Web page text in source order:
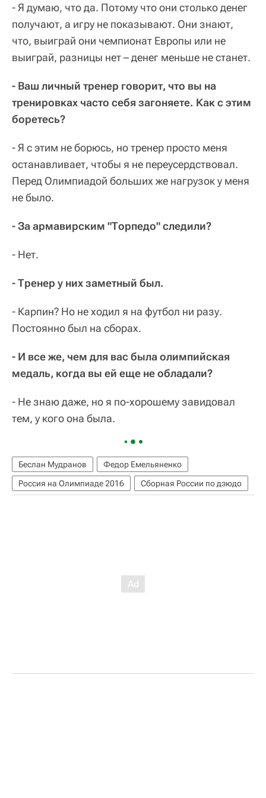
- Я думаю, что да. Потому что они столько денег
получают, а игру не показывают. Они знают,
что, выиграй они чемпионат Европы или не
выиграй, разницы нет – денег меньше не станет.
- Ваш личный тренер говорит, что вы на
тренировках часто себя загоняете. Как с этим
боретесь?
- Я с этим не борюсь, но тренер просто меня
останавливает, чтобы я не переусердствовал.
Перед Олимпиадой больших же нагрузок у меня
не было.
- За армавирским "Торпедо" следили?
- Нет.
- Тренер у них заметный был.
- Карпин? Но не ходил я на футбол ни разу.
Постоянно был на сборах.
- И все же, чем для вас была олимпийская
медаль, когда вы ей еще не обладали?
- Не знаю даже, но я по-хорошему завидовал
тем, у кого она была.
Беслан Мудранов
Федор Емельяненко
Россия на Олимпиаде 2016
Сборная России по дзюдо